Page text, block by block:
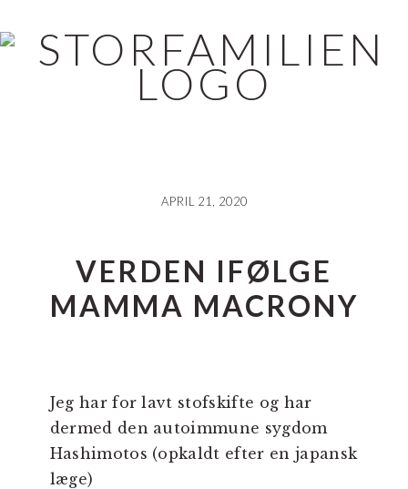
til
indhold
direkte
direkte
APRIL 21, 2020
VERDEN IFØLGE
MAMMA MACRONY
Jeg har for lavt stofskifte og har
dermed den autoimmune sygdom
Hashimotos (opkaldt efter en japansk
læge)